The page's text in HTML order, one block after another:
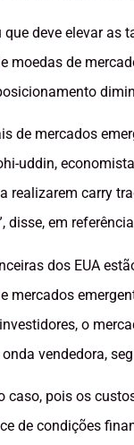
deve elevar as
moedas de
de mercados
uddin,
realizarem carry
disse, em
dos EUA
mercados
o
vendedora,
caso, pois os
de condições